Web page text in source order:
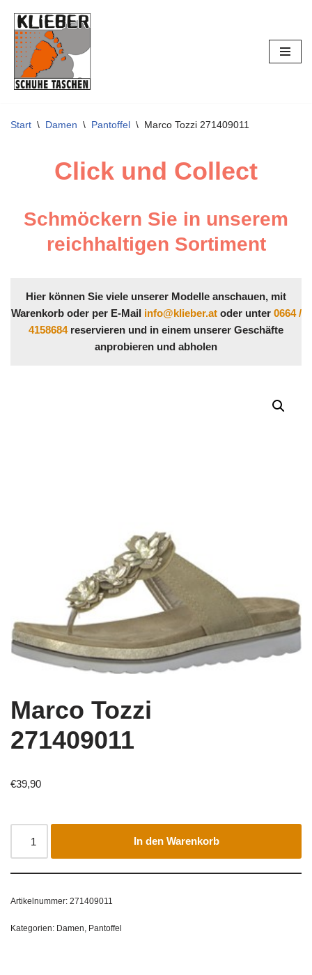
Zum
Inhalt
springen
Start \ Damen \ Pantoffel \ Marco Tozzi 271409011
Click und Collect
Schmöckern Sie in unserem
reichhaltigen Sortiment
Hier können Sie viele unserer Modelle anschauen, mit
Warenkorb oder per E-Mail info@klieber.atoder unter 0664 /
4158684reservieren und in einem unserer Geschäfte
anprobieren und abholen
Marco Tozzi
271409011
€39,90
In den Warenkorb
Artikelnummer: 271409011
Kategorien: Damen, Pantoffel